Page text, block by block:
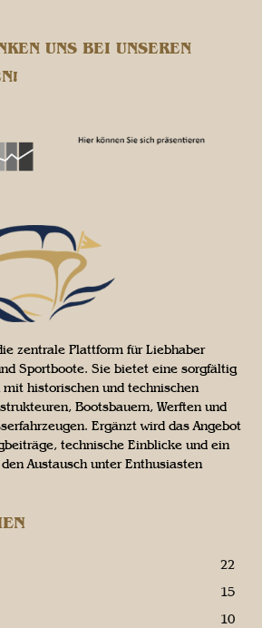
UNS BEI UNSEREN
zentrale Plattform für Liebhaber
Sportboote. Sie bietet eine sorgfältig
historischen und technischen
Bootsbauern, Werften und
Ergänzt wird das Angebot
technische Einblicke und ein
Austausch unter Enthusiasten
22
15
10